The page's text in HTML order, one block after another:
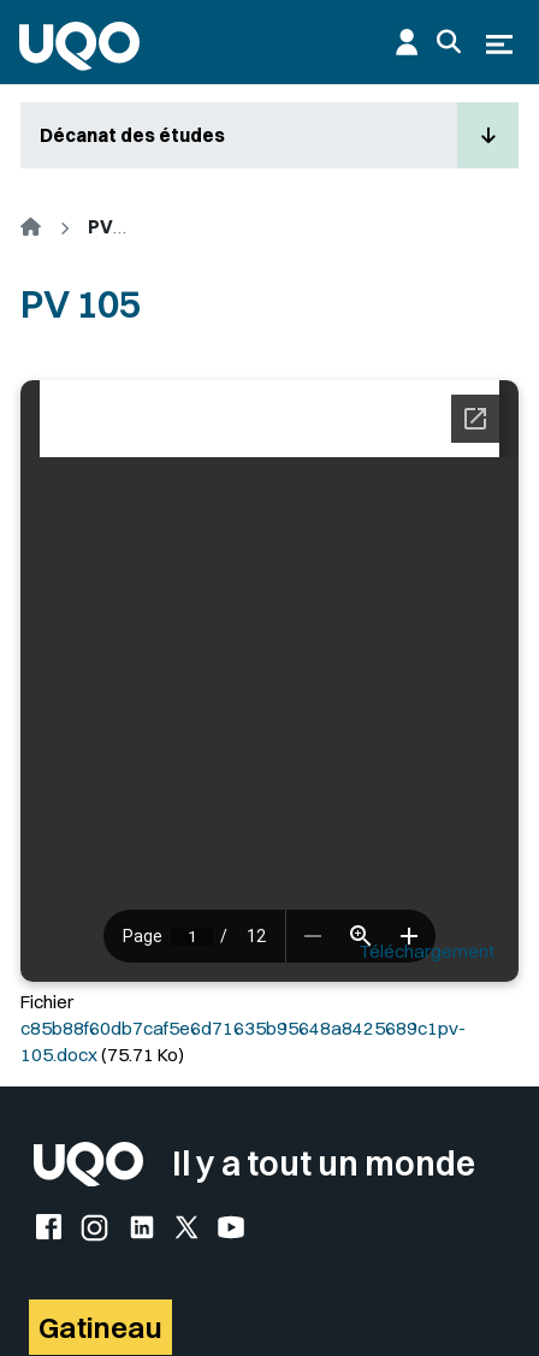
Décanat des études
Accueil PV 105
PV 105
Téléchargement
Fichier
c85b88f60db7caf5e6d71635b95648a8425689c1pv-
105.docx(75.71 Ko)
Il y a tout un monde
Facebook de l'UQO
Instagram de l'UQO
LinkedIn de l'UQO
X (Twitter) de l'UQO
YouTube de l'UQO
Gatineau